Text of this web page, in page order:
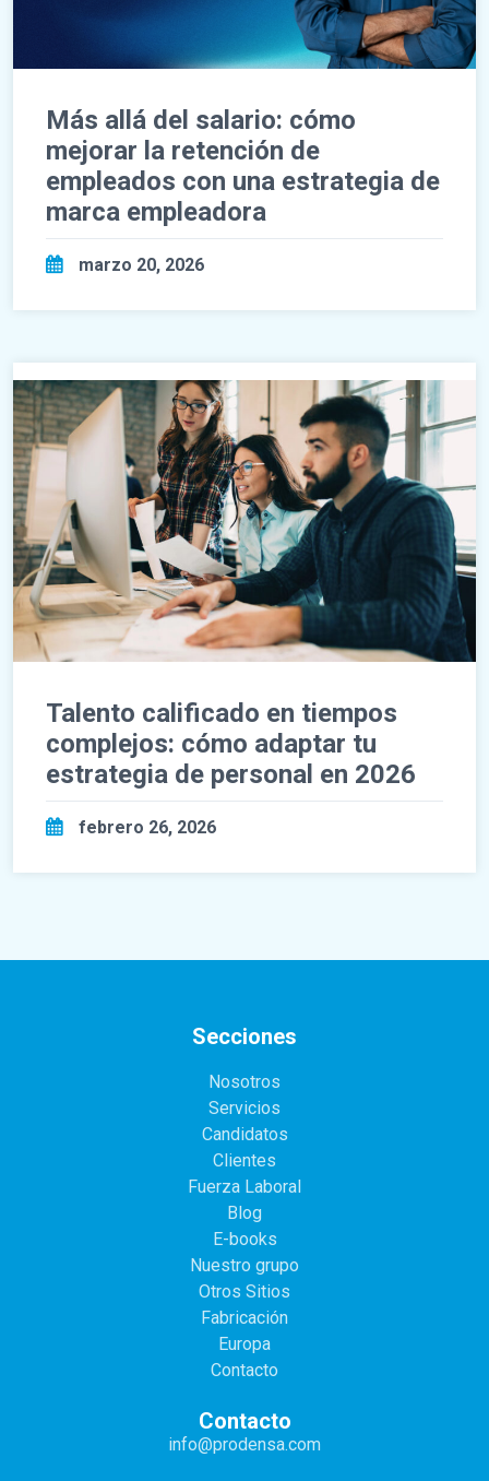
Más allá del salario: cómo
mejorar la retención de
empleados con una estrategia de
marca empleadora
marzo 20, 2026
Talento calificado en tiempos
complejos: cómo adaptar tu
estrategia de personal en 2026
febrero 26, 2026
Secciones
Nosotros
Servicios
Candidatos
Clientes
Fuerza Laboral
Blog
E-books
Nuestro grupo
Otros Sitios
Fabricación
Europa
Contacto
Contacto
info@prodensa.com